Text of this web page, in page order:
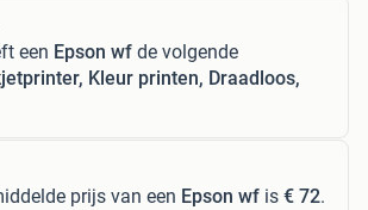
een Epson wf de volgende
Kleur printen, Draadloos,
prijs van een Epson wf is € 72.